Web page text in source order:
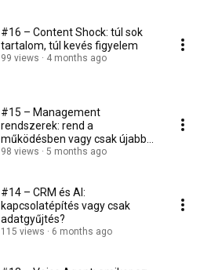
#16 – Content Shock: túl sok
tartalom, túl kevés figyelem
99 views 4 months ago
#15 – Management
rendszerek: rend a
működésben vagy csak újabb
szoftver?
98 views 5 months ago
#14 – CRM és AI:
kapcsolatépítés vagy csak
adatgyűjtés?
115 views 6 months ago